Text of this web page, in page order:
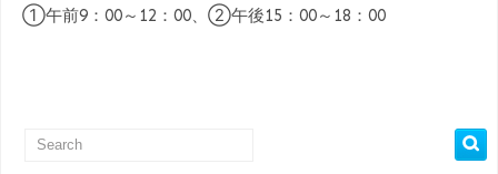
①午前9：00～12：00、②午後15：00～18：00